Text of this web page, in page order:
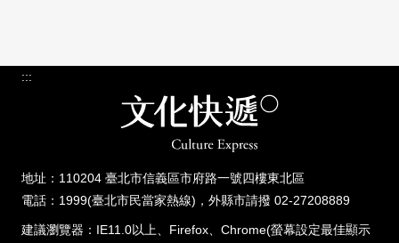
:::
地址：110204 臺北市信義區市府路一號四樓東北區
電話：1999(臺北市民當家熱線)，外縣市請撥 02-27208889
建議瀏覽器：IE11.0以上、Firefox、Chrome(螢幕設定最佳顯示